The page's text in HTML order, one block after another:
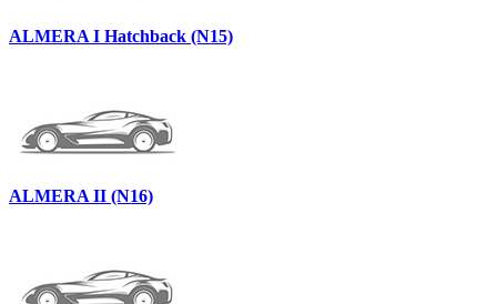
ALMERA I Hatchback (N15)
ALMERA II (N16)